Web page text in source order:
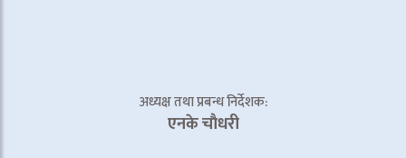
अध्यक्ष तथा प्रबन्ध निर्देशक:
एनके चाैधरी